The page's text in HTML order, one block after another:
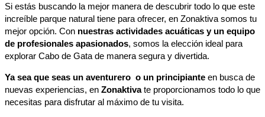
Si estás buscando la mejor manera de descubrir todo lo que este
increíble parque natural tiene para ofrecer, en Zonaktiva somos tu
mejor opción. Con nuestras actividades acuáticas y un equipo
de profesionales apasionados, somos la elección ideal para
explorar Cabo de Gata de manera segura y divertida.
Ya sea que seas un aventurero o un principiante en busca de
nuevas experiencias, en Zonaktivate proporcionamos todo lo que
necesitas para disfrutar al máximo de tu visita.